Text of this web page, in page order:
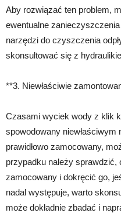
Aby rozwiązać ten problem,
ewentualne
narzędzi do czyszczenia
skonsultować się z
**3. Niewłaściwie
Czasami wyciek wody z klik
spowodowany
prawidłowo zamocowany,
przypadku należy sprawdzić,
zamocowany i dokręcić go,
nadal występuje, warto
może dokładnie zbadać i